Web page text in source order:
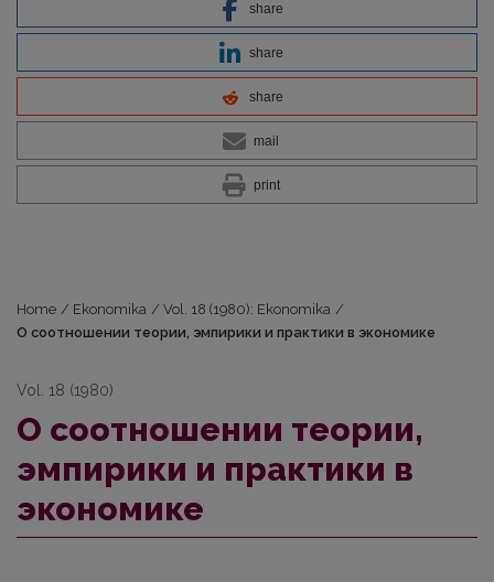
share
share
share
mail
print
Home / Ekonomika / Vol. 18 (1980): Ekonomika /
О соотношении теории, эмпирики и практики в экономике
Vol. 18 (1980)
О соотношении теории,
эмпирики и практики в
экономике